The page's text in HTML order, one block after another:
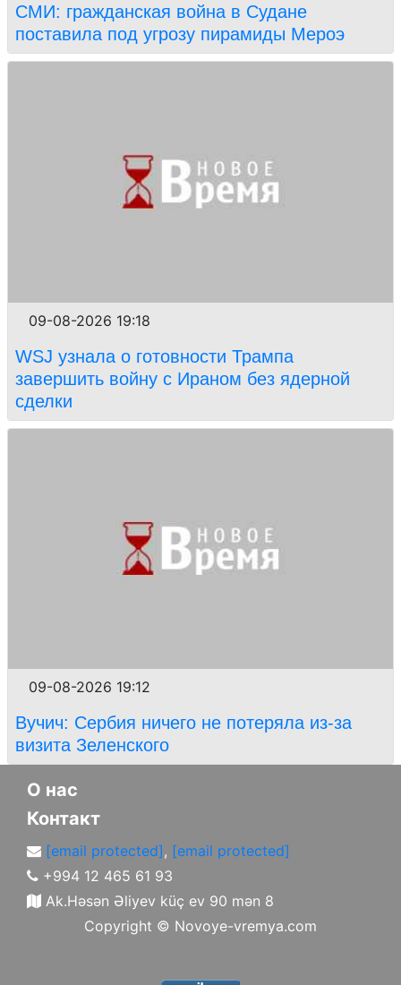
СМИ: гражданская война в Судане
поставила под угрозу пирамиды Мероэ
09-08-2026 19:18
WSJ узнала о готовности Трампа
завершить войну с Ираном без ядерной
сделки
09-08-2026 19:12
Вучич: Сербия ничего не потеряла из-за
визита Зеленского
О нас
Контакт
[email protected], [email protected]
+994 12 465 61 93
Ak.Həsən Əliyev küç ev 90 mən 8
Copyright © Novoye-vremya.com